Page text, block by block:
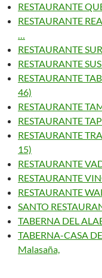
RESTAURANTE
RESTAURANTE
…
RESTAURANTE
RESTAURANTE
RESTAURANTE
46)
RESTAURANTE
RESTAURANTE
RESTAURANTE
15)
RESTAURANTE
RESTAURANTE
RESTAURANTE
SANTO
TABERNA DEL
TABERNA-CASA
Malasaña,